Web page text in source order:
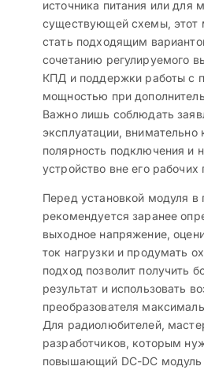
источника питания или для
существующей схемы, этот
стать подходящим
сочетанию регулируемого
КПД и поддержки работы с
мощностью при
Важно лишь соблюдать
эксплуатации, внимательно
полярность подключения и
устройство вне его рабочих
Перед установкой модуля в
рекомендуется заранее
выходное напряжение,
ток нагрузки и продумать
подход позволит получить
результат и использовать
преобразователя
Для радиолюбителей,
разработчиков, которым
повышающий DC-DC модуль